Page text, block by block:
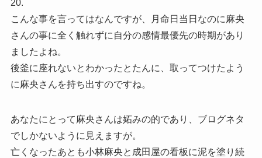
20.
こんな事を言ってはなんですが、月命日当日なのに麻央
さんの事に全く触れずに自分の感情最優先の時期があり
ましたよね。
後釜に座れないとわかったとたんに、取ってつけたよう
に麻央さんを持ち出すのですね。
あなたにとって麻央さんは妬みの的であり、ブログネタ
でしかないように見えますが。
亡くなったあとも小林麻央と成田屋の看板に泥を塗り続